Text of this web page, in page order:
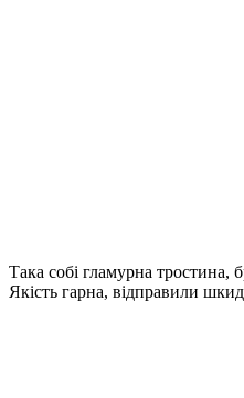
Така собі гламурна тростина,
Якість гарна, відправили